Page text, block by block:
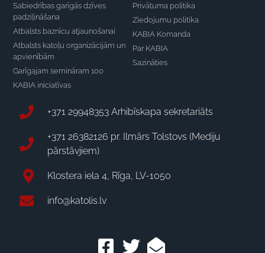
Sabiedrības garīgās dzīves
padziļināšana
Atbalsts baznīcu atjaunošanai
Atbalsts katoļu organizācijām un
apvienībām
Garīgajam semināram 100
KABIA iniciatīvas
Privātuma politika
Ziedojumu politika
KABIA Komanda
Par KABIA
Sazināties
+371 29948353 Arhibīskapa sekretariāts
+371 26382126 pr. Ilmārs Tolstovs (Mediju
pārstāvjiem)
Klostera iela 4, Rīga, LV-1050
info@katolis.lv